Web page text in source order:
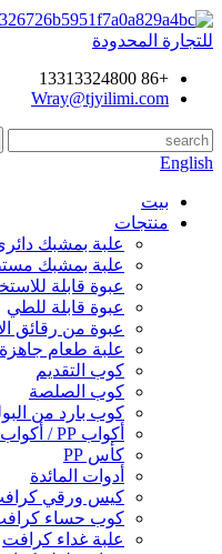
للتجارة المحدودة
+86 13313324800
Wray@tjyilimi.com
English
بيت
منتجات
علبة بمشبك
علبة بمشبك
عبوة قابلة
عبوة قابلة للطي
عبوة من رقائق
علبة طعام جاهزة
كوب التقديم
كوب الصلصة
كوب بارد من
أكواب PP / أكواب شاي الحليب
كأس PP
أدوات المائدة
كيس ورقي
كوب حساء
علبة غداء كرافت